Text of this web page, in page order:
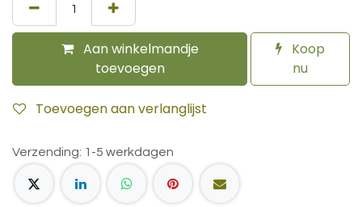
Aan winkelmandje
toevoegen
Koop
nu
Toevoegen aan verlanglijst
Verzending: 1-5 werkdagen